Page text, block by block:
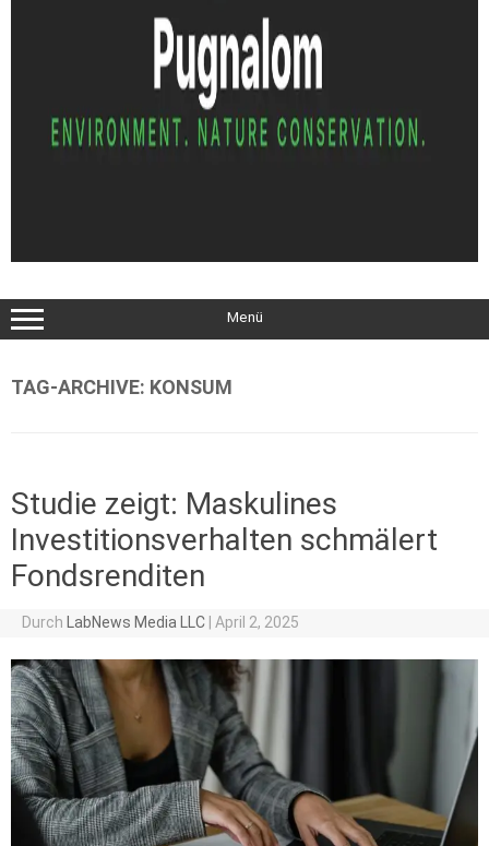
Menü
TAG-ARCHIVE: KONSUM
Studie zeigt: Maskulines
Investitionsverhalten schmälert
Fondsrenditen
Durch LabNews Media LLC April 2, 2025